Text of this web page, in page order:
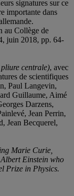
signatures sur ce
importante dans
au Collège de
juin 2018, pp. 64-
centrale), avec
de scientifiques
Paul Langevin,
Guillaume, Aimé
Darzens,
Jean Perrin,
Jean Becquerel,
Marie Curie,
Einstein who
Prize in Physics.